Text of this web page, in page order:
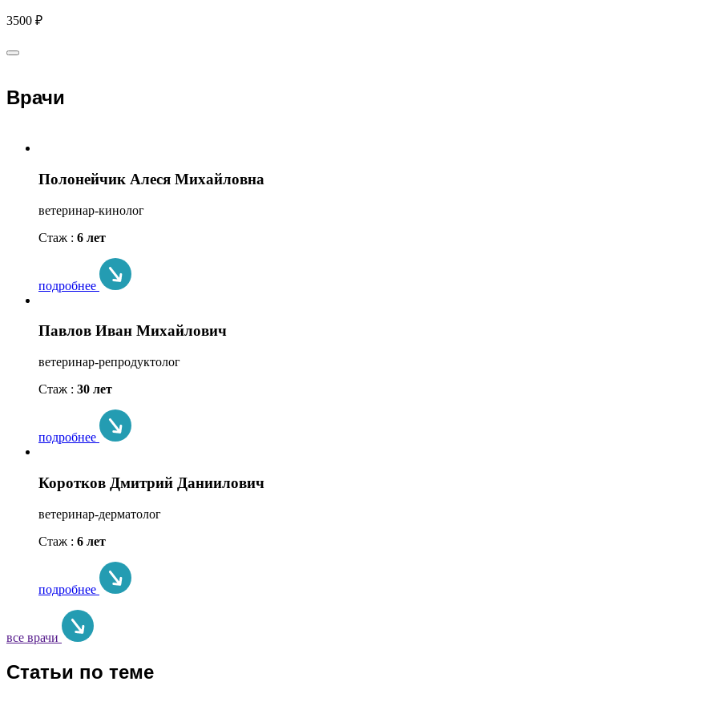
3500 ₽
Врачи
Полонейчик Алеся Михайловна
ветеринар-кинолог
Стаж : 6 лет
подробнее
Павлов Иван Михайлович
ветеринар-репродуктолог
Стаж : 30 лет
подробнее
Коротков Дмитрий Даниилович
ветеринар-дерматолог
Стаж : 6 лет
подробнее
все врачи
Статьи по теме